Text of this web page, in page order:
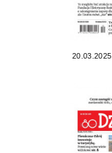
20.03.2025